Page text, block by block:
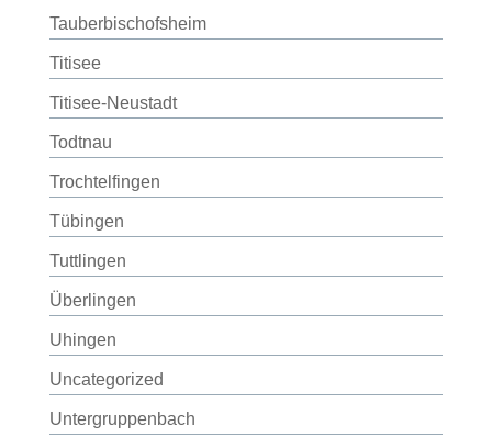
Tauberbischofsheim
Titisee
Titisee-Neustadt
Todtnau
Trochtelfingen
Tübingen
Tuttlingen
Überlingen
Uhingen
Uncategorized
Untergruppenbach